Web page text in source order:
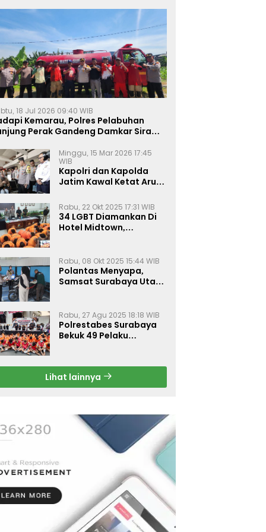
18 Jul 2026 09:40 WIB
Kemarau, Polres Pelabuhan
Perak Gandeng Damkar Siram
Minggu, 15 Mar 2026 17:45
WIB
Kapolri dan Kapolda
Jatim Kawal Ketat Arus
Rabu, 22 Okt 2025 17:31 WIB
34 LGBT Diamankan Di
Hotel Midtown,
Rabu, 08 Okt 2025 15:44 WIB
Polantas Menyapa,
Samsat Surabaya Utara
Rabu, 27 Agu 2025 18:18 WIB
Polrestabes Surabaya
Bekuk 49 Pelaku
Gratis
Lihat lainnya